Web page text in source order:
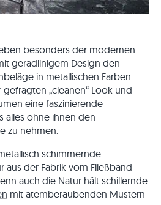
besonders der modernen
geradlinigem Design den
in metallischen Farben
„cleanen“ Look und
eine faszinierende
alles ohne ihnen den
zu nehmen.
schimmernde
aus der Fabrik vom Fließband
auch die Natur hält schillernde
mit atemberaubenden Mustern